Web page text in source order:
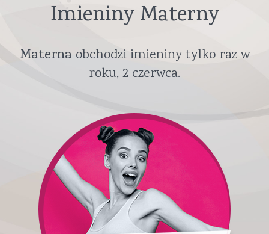
Imieniny Materny
Materna obchodzi imieniny tylko raz w
roku, 2 czerwca.